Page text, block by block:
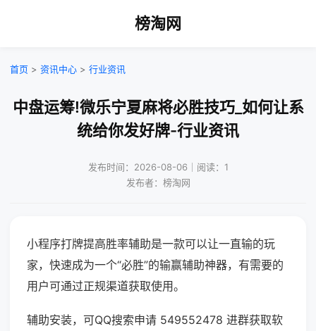
榜淘网
首页 > 资讯中心 > 行业资讯
中盘运筹!微乐宁夏麻将必胜技巧_如何让系
统给你发好牌-行业资讯
发布时间：2026-08-06｜阅读：1
发布者：榜淘网
小程序打牌提高胜率辅助是一款可以让一直输的玩
家，快速成为一个“必胜”的输赢辅助神器，有需要的
用户可通过正规渠道获取使用。
辅助安装，可QQ搜索申请 549552478 进群获取软